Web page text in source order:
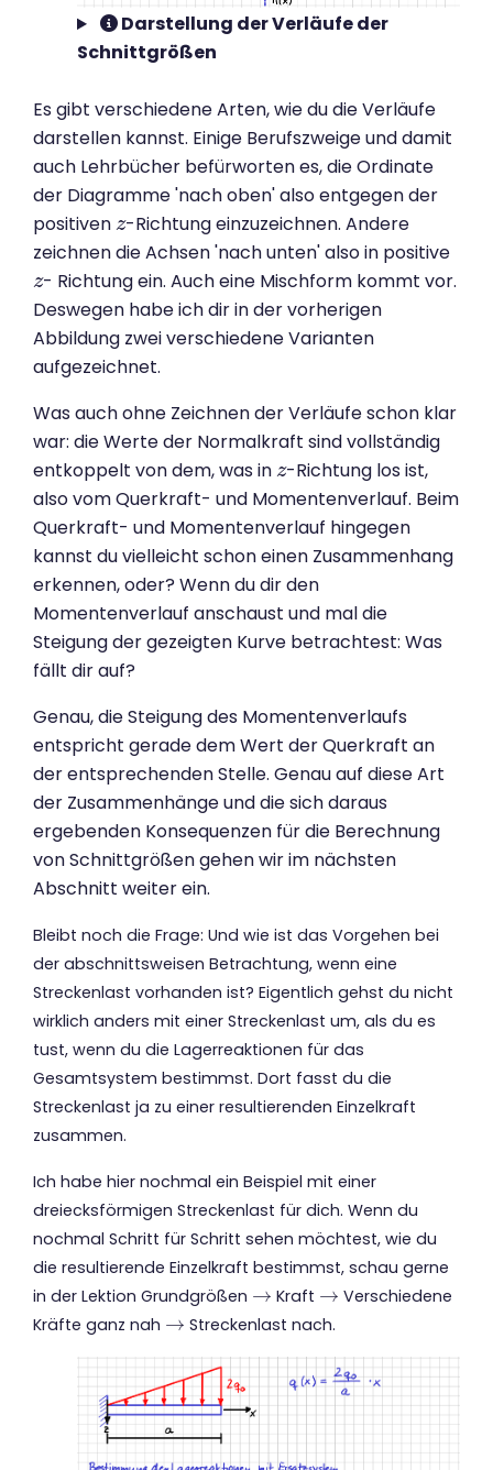
Darstellung der Verläufe der
Schnittgrößen
Es gibt verschiedene Arten, wie du die Verläufe
darstellen kannst. Einige Berufszweige und damit
auch Lehrbücher befürworten es, die Ordinate
der Diagramme 'nach oben' also entgegen der
positiven z
z-Richtung einzuzeichnen. Andere
zeichnen die Achsen 'nach unten' also in positive
z
z- Richtung ein. Auch eine Mischform kommt vor.
Deswegen habe ich dir in der vorherigen
Abbildung zwei verschiedene Varianten
aufgezeichnet.
Was auch ohne Zeichnen der Verläufe schon klar
war: die Werte der Normalkraft sind vollständig
entkoppelt von dem, was in z
z-Richtung los ist,
also vom Querkraft- und Momentenverlauf. Beim
Querkraft- und Momentenverlauf hingegen
kannst du vielleicht schon einen Zusammenhang
erkennen, oder? Wenn du dir den
Momentenverlauf anschaust und mal die
Steigung der gezeigten Kurve betrachtest: Was
fällt dir auf?
Genau, die Steigung des Momentenverlaufs
entspricht gerade dem Wert der Querkraft an
der entsprechenden Stelle. Genau auf diese Art
der Zusammenhänge und die sich daraus
ergebenden Konsequenzen für die Berechnung
von Schnittgrößen gehen wir im nächsten
Abschnitt weiter ein.
Bleibt noch die Frage: Und wie ist das Vorgehen bei
der abschnittsweisen Betrachtung, wenn eine
Streckenlast vorhanden ist? Eigentlich gehst du nicht
wirklich anders mit einer Streckenlast um, als du es
tust, wenn du die Lagerreaktionen für das
Gesamtsystem bestimmst. Dort fasst du die
Streckenlast ja zu einer resultierenden Einzelkraft
zusammen.
Ich habe hier nochmal ein Beispiel mit einer
dreiecksförmigen Streckenlast für dich. Wenn du
nochmal Schritt für Schritt sehen möchtest, wie du
die resultierende Einzelkraft bestimmst, schau gerne
in der Lektion Grundgrößen →
→ Kraft →
→ Verschiedene
Kräfte ganz nah →
→ Streckenlast nach.